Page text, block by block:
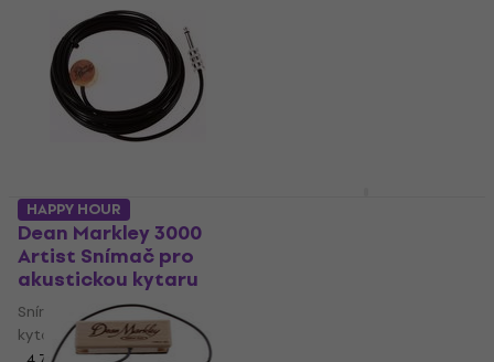
Dean Markley 3000
Artist Snímač pro
akustickou kytaru
Snímač pro akustickou
kytaru
HAPPY HOUR